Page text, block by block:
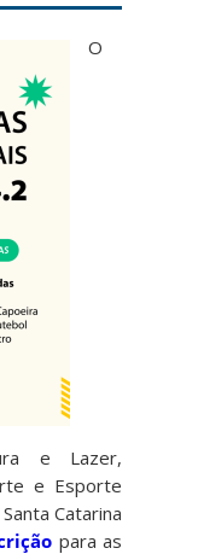
O
e Lazer,
e Esporte
Catarina
para as